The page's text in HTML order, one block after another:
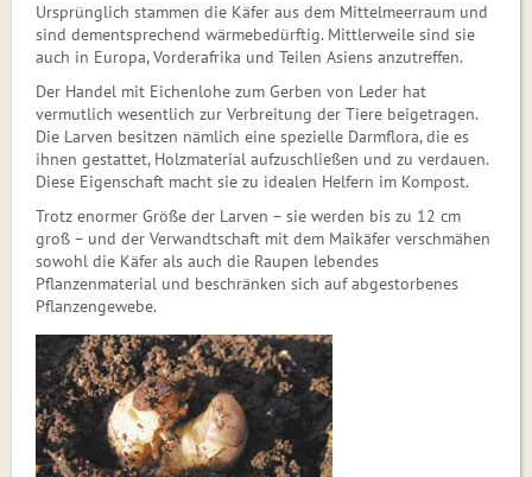
Ursprünglich stammen die Käfer aus dem Mit­tel­meer­raum und
sind dementsprechend wärmebedürftig. Mittlerweile sind sie
auch in Europa, Vorderafrika und Teilen ­Asiens anzutreffen.
Der Handel mit Eichenlohe zum Gerben von Leder hat
vermutlich wesentlich zur Verbreitung der Tiere bei­ge­tra­gen.
Die Larven besitzen nämlich eine spezielle Darmflora, die es
ihnen gestattet, Holzmaterial aufzuschließen und zu verdauen.
Diese Eigenschaft macht sie zu idealen Helfern im Kompost.
Trotz enormer Größe der Larven – sie werden bis zu 12 cm
groß – und der Verwandtschaft mit dem Mai­käfer verschmähen
sowohl die Käfer als auch die Raupen lebendes
Pflanzenmaterial und beschränken sich auf abgestorbenes
Pflanzenge­webe.